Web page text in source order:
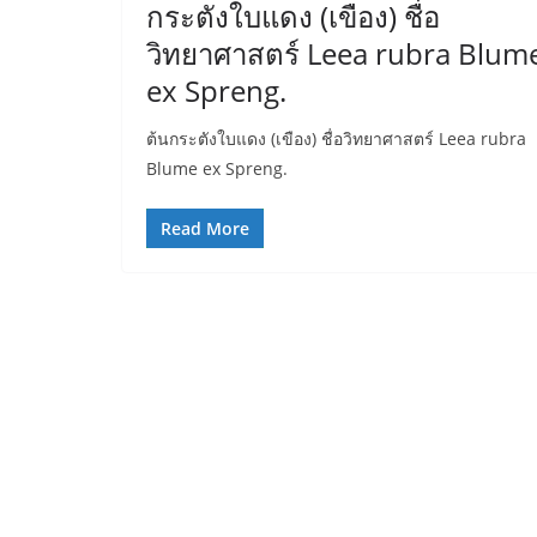
กระตังใบแดง (เขือง) ชื่อ
วิทยาศาสตร์ Leea rubra
ex Spreng.
ต้นกระตังใบแดง (เขือง) ชื่อวิทยาศาสตร์ Leea rubra
Blume ex Spreng.
Read More